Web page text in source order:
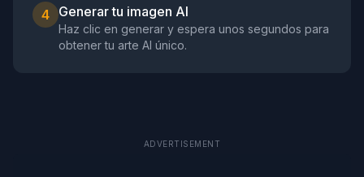
4 Generar tu imagen AI
Haz clic en generar y espera unos segundos para
obtener tu arte AI único.
ADVERTISEMENT